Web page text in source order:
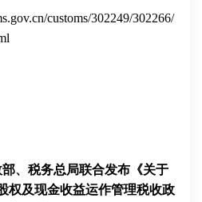
customs/302249/302266/
部、税务总局联合发布《关于
权及现金收益运作管理税收政